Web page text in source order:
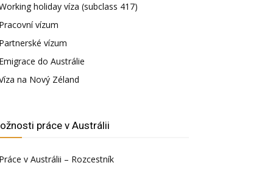
holiday víza (subclass 417)
vízum
vízum
do Austrálie
na Nový Zéland
práce v Austrálii
v Austrálii – Rozcestník